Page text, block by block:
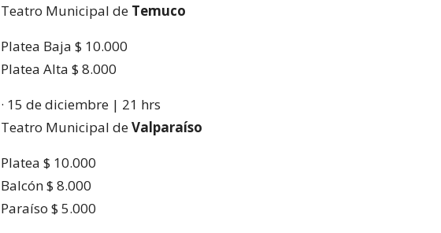
Teatro Municipal de Temuco
Platea Baja $ 10.000
Platea Alta $ 8.000
· 15 de diciembre | 21 hrs
Teatro Municipal deValparaíso
Platea $ 10.000
Balcón $ 8.000
Paraíso $ 5.000